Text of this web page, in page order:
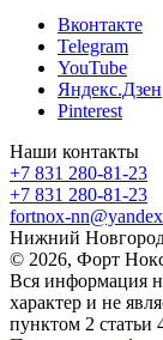
Вконтакте
Telegram
YouTube
Яндекс.Дзен
Pinterest
Наши контакты
+7 831 280-81-23
+7 831 280-81-23
fortnox-
Нижний
© 2026, Форт
Вся информация
характер и не
пунктом 2